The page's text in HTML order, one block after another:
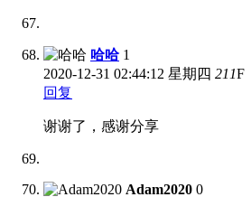
哈哈 1
2020-12-31 02:44:12 星期四 211F
回复
谢谢了，感谢分享
Adam2020 0